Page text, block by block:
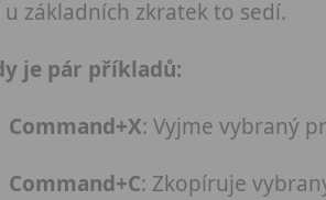
u základních zkratek to sedí.
je pár příkladů:
Command+X: Vyjme vybraný
Command+C: Zkopíruje